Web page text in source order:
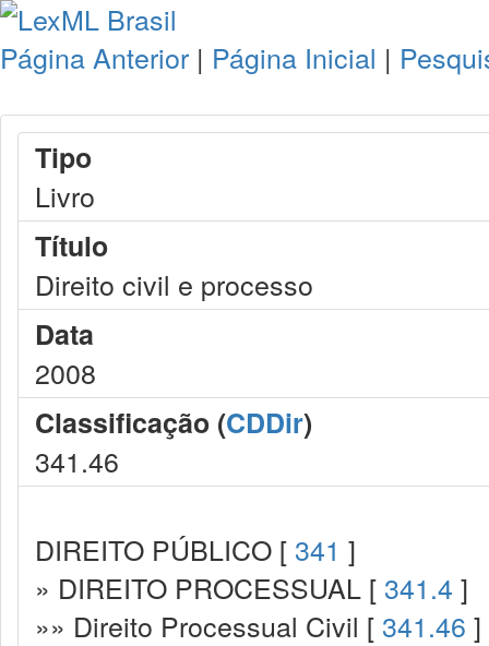
Página Anterior | Página Inicial |
Tipo
Livro
Título
Direito civil e processo
Data
2008
Classificação (CDDir)
341.46
DIREITO PÚBLICO [ 341 ]
» DIREITO PROCESSUAL [ 341.4 ]
»» Direito Processual Civil [ 341.46 ]